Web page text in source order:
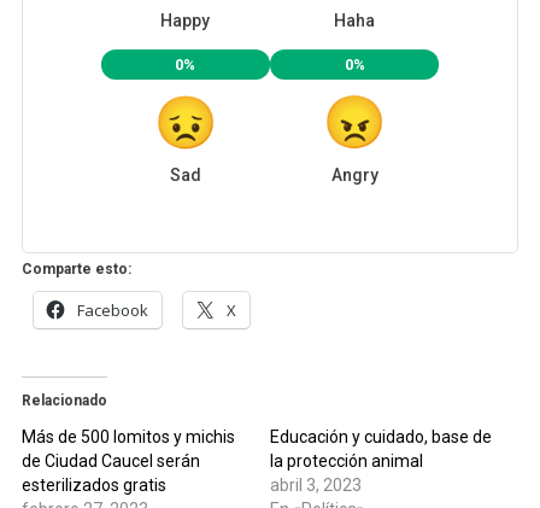
Happy Haha
0%
Sad
0%
Angry
Comparte esto:
Facebook X
Relacionado
Más de 500 lomitos y michis
de Ciudad Caucel serán
esterilizados gratis
Educación y cuidado, base de
la protección animal
abril 3, 2023